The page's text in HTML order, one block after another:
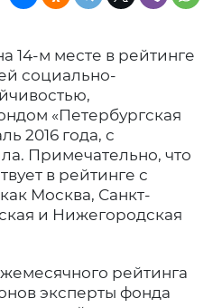
14-м месте в рейтинге
социально-
«Петербургская
2016 года, с
Примечательно, что
в рейтинге с
Москва, Санкт-
и Нижегородская
рейтинга
эксперты фонда